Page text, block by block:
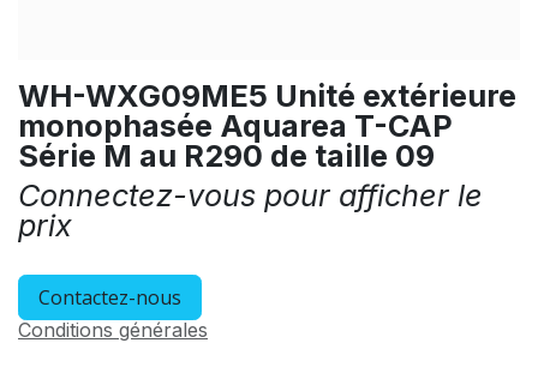
WH-WXG09ME5 Unité extérieure
monophasée Aquarea T-CAP
Série M au R290 de taille 09
Connectez-vous pour afficher le
prix
Contactez-nous
Conditions générales